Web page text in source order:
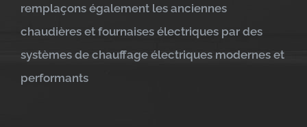
remplaçons également les anciennes
chaudières et fournaises électriques par des
systèmes de chauffage électriques modernes et
performants